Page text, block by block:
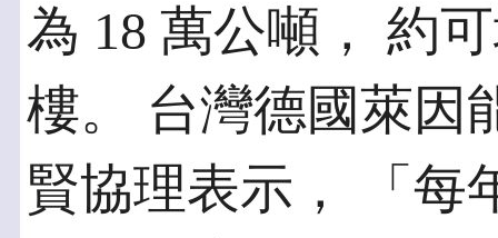
為 18 萬公噸， 約
樓。 台灣德國萊因
賢協理表示， 「每